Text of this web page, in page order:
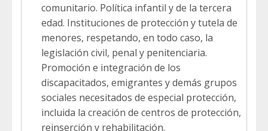
comunitario. Política infantil y de la tercera
edad. Instituciones de protección y tutela de
menores, respetando, en todo caso, la
legislación civil, penal y penitenciaria.
Promoción e integración de los
discapacitados, emigrantes y demás grupos
sociales necesitados de especial protección,
incluida la creación de centros de protección,
reinserción y rehabilitación.